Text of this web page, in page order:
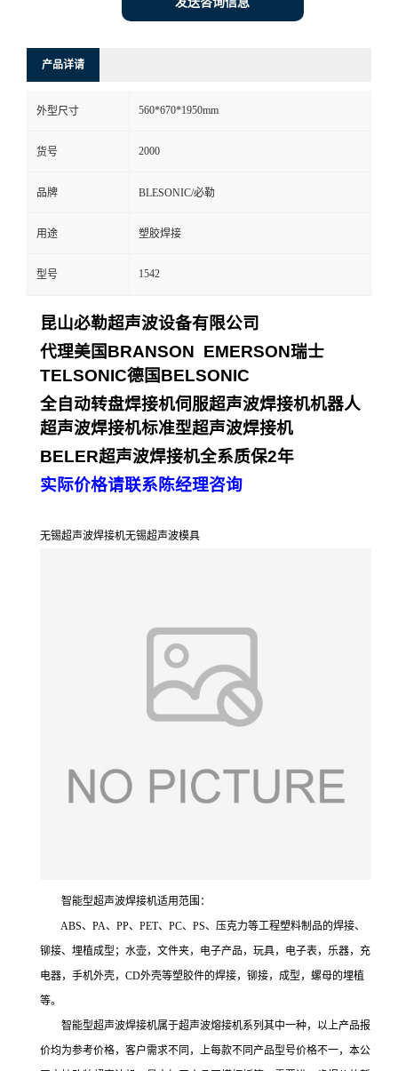
产品详请
外型尺寸 560*670*1950mm
货号 2000
品牌 BLESONIC/必勒
用途 塑胶焊接
型号 1542
昆山必勒超声波设备有限公司
代理美国BRANSON EMERSON瑞士
TELSONIC德国BELSONIC
全自动转盘焊接机伺服超声波焊接机机器人
超声波焊接机标准型超声波焊接机
BELER超声波焊接机全系质保2年
实际价格请联系陈经理咨询
无锡超声波焊接机无锡超声波模具
智能型超声波焊接机适用范围：
ABS、PA、PP、PET、PC、PS、压克力等工程塑料制品的焊接、
铆接、埋植成型；水壶，文件夹，电子产品，玩具，电子表，乐器，充
电器，手机外壳，CD外壳等塑胶件的焊接，铆接，成型，螺母的埋植
等。
智能型超声波焊接机属于超声波熔接机系列其中一种，以上产品报
价均为参考价格，客户需求不同，上每款不同产品型号价格不一，本公